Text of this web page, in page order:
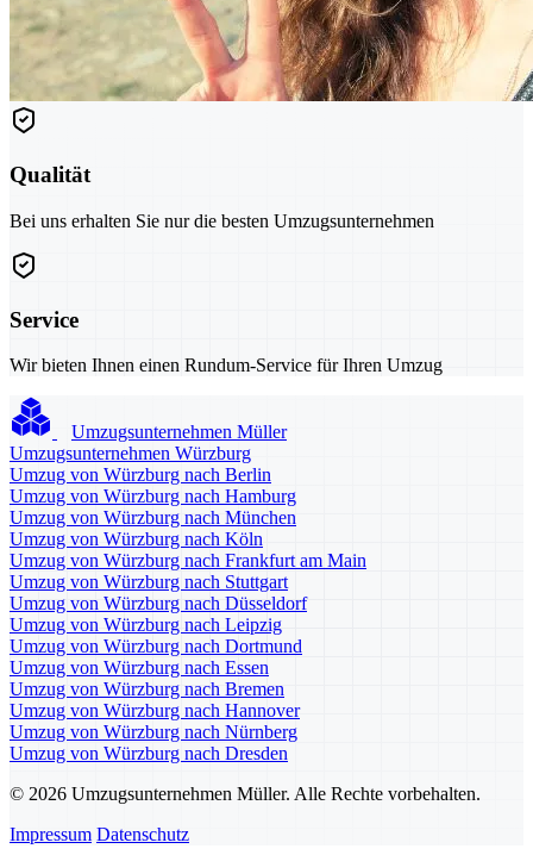
Qualität
Bei uns erhalten Sie nur die besten Umzugsunternehmen
Service
Wir bieten Ihnen einen Rundum-Service für Ihren Umzug
Umzugsunternehmen Müller
Umzugsunternehmen Würzburg
Umzug von Würzburg nach Berlin
Umzug von Würzburg nach Hamburg
Umzug von Würzburg nach München
Umzug von Würzburg nach Köln
Umzug von Würzburg nach Frankfurt am Main
Umzug von Würzburg nach Stuttgart
Umzug von Würzburg nach Düsseldorf
Umzug von Würzburg nach Leipzig
Umzug von Würzburg nach Dortmund
Umzug von Würzburg nach Essen
Umzug von Würzburg nach Bremen
Umzug von Würzburg nach Hannover
Umzug von Würzburg nach Nürnberg
Umzug von Würzburg nach Dresden
© 2026 Umzugsunternehmen Müller. Alle Rechte vorbehalten.
Impressum Datenschutz